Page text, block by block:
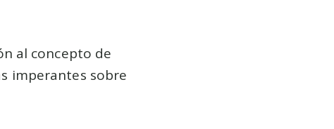
al concepto de
imperantes sobre